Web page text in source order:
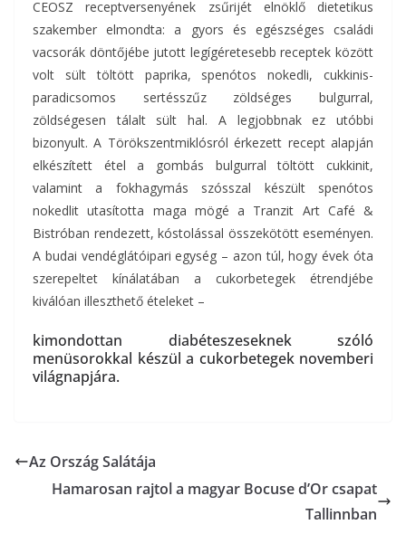
CEOSZ receptversenyének zsűrijét elnöklő dietetikus
szakember elmondta: a gyors és egészséges családi
vacsorák döntőjébe jutott legígéretesebb receptek között
volt sült töltött paprika, spenótos nokedli, cukkinis-
paradicsomos sertésszűz zöldséges bulgurral,
zöldségesen tálalt sült hal. A legjobbnak ez utóbbi
bizonyult. A Törökszentmiklósról érkezett recept alapján
elkészített étel a gombás bulgurral töltött cukkinit,
valamint a fokhagymás szósszal készült spenótos
nokedlit utasította maga mögé a Tranzit Art Café &
Bistróban rendezett, kóstolással összekötött eseményen.
A budai vendéglátóipari egység – azon túl, hogy évek óta
szerepeltet kínálatában a cukorbetegek étrendjébe
kiválóan illeszthető ételeket –
kimondottan diabéteszeseknek szóló
menüsorokkal készül a cukorbetegek novemberi
világnapjára.
Az Ország Salátája
Hamarosan rajtol a magyar Bocuse d’Or csapat
Tallinnban